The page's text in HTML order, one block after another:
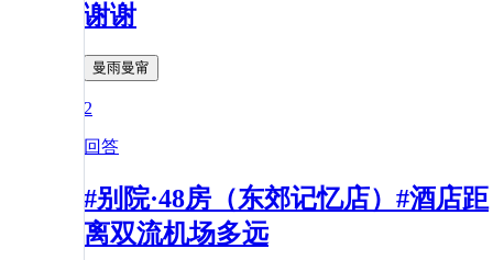
谢谢
曼雨曼甯
2
回答
#别院·48房（东郊记忆店）#酒店距
离双流机场多远